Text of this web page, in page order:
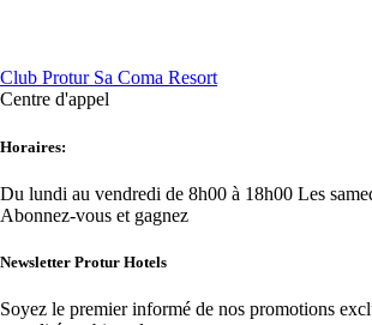
Club Protur Sa Coma Resort
Centre d'appel
Horaires:
Du lundi au vendredi de 8h00 à 18h00 Les
Abonnez-vous et gagnez
Newsletter Protur Hotels
Soyez le premier informé de nos promotions